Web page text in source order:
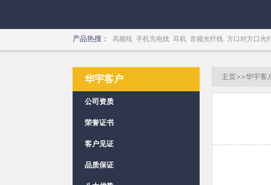
产品热搜： 高频线 手机充电线 耳机 音频光纤线 方口对方口光
华宇客户
公司资质
荣誉证书
客户见证
品质保证
主页>>华宇客